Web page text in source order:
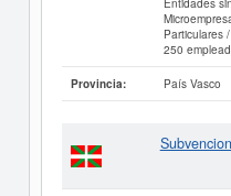
Particulares
250
Provincia: País Vasco